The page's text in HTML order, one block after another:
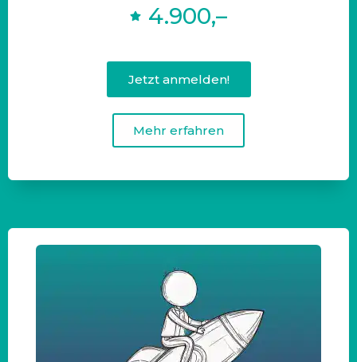
4.900,–
Jetzt anmelden!
Mehr erfahren